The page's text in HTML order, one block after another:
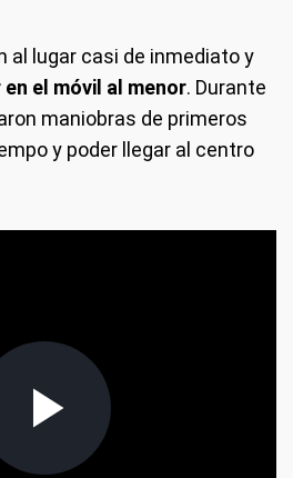
al lugar casi de inmediato y
el móvil al menor. Durante
maniobras de primeros
y poder llegar al centro